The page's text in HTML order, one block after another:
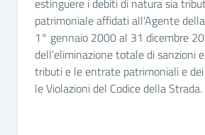
patrimoniale affidati all’Agente
1° gennaio 2000 al 31 dicembre
dell’eliminazione totale di sanzioni
tributi e le entrate patrimoniali e
le Violazioni del Codice della Strada.